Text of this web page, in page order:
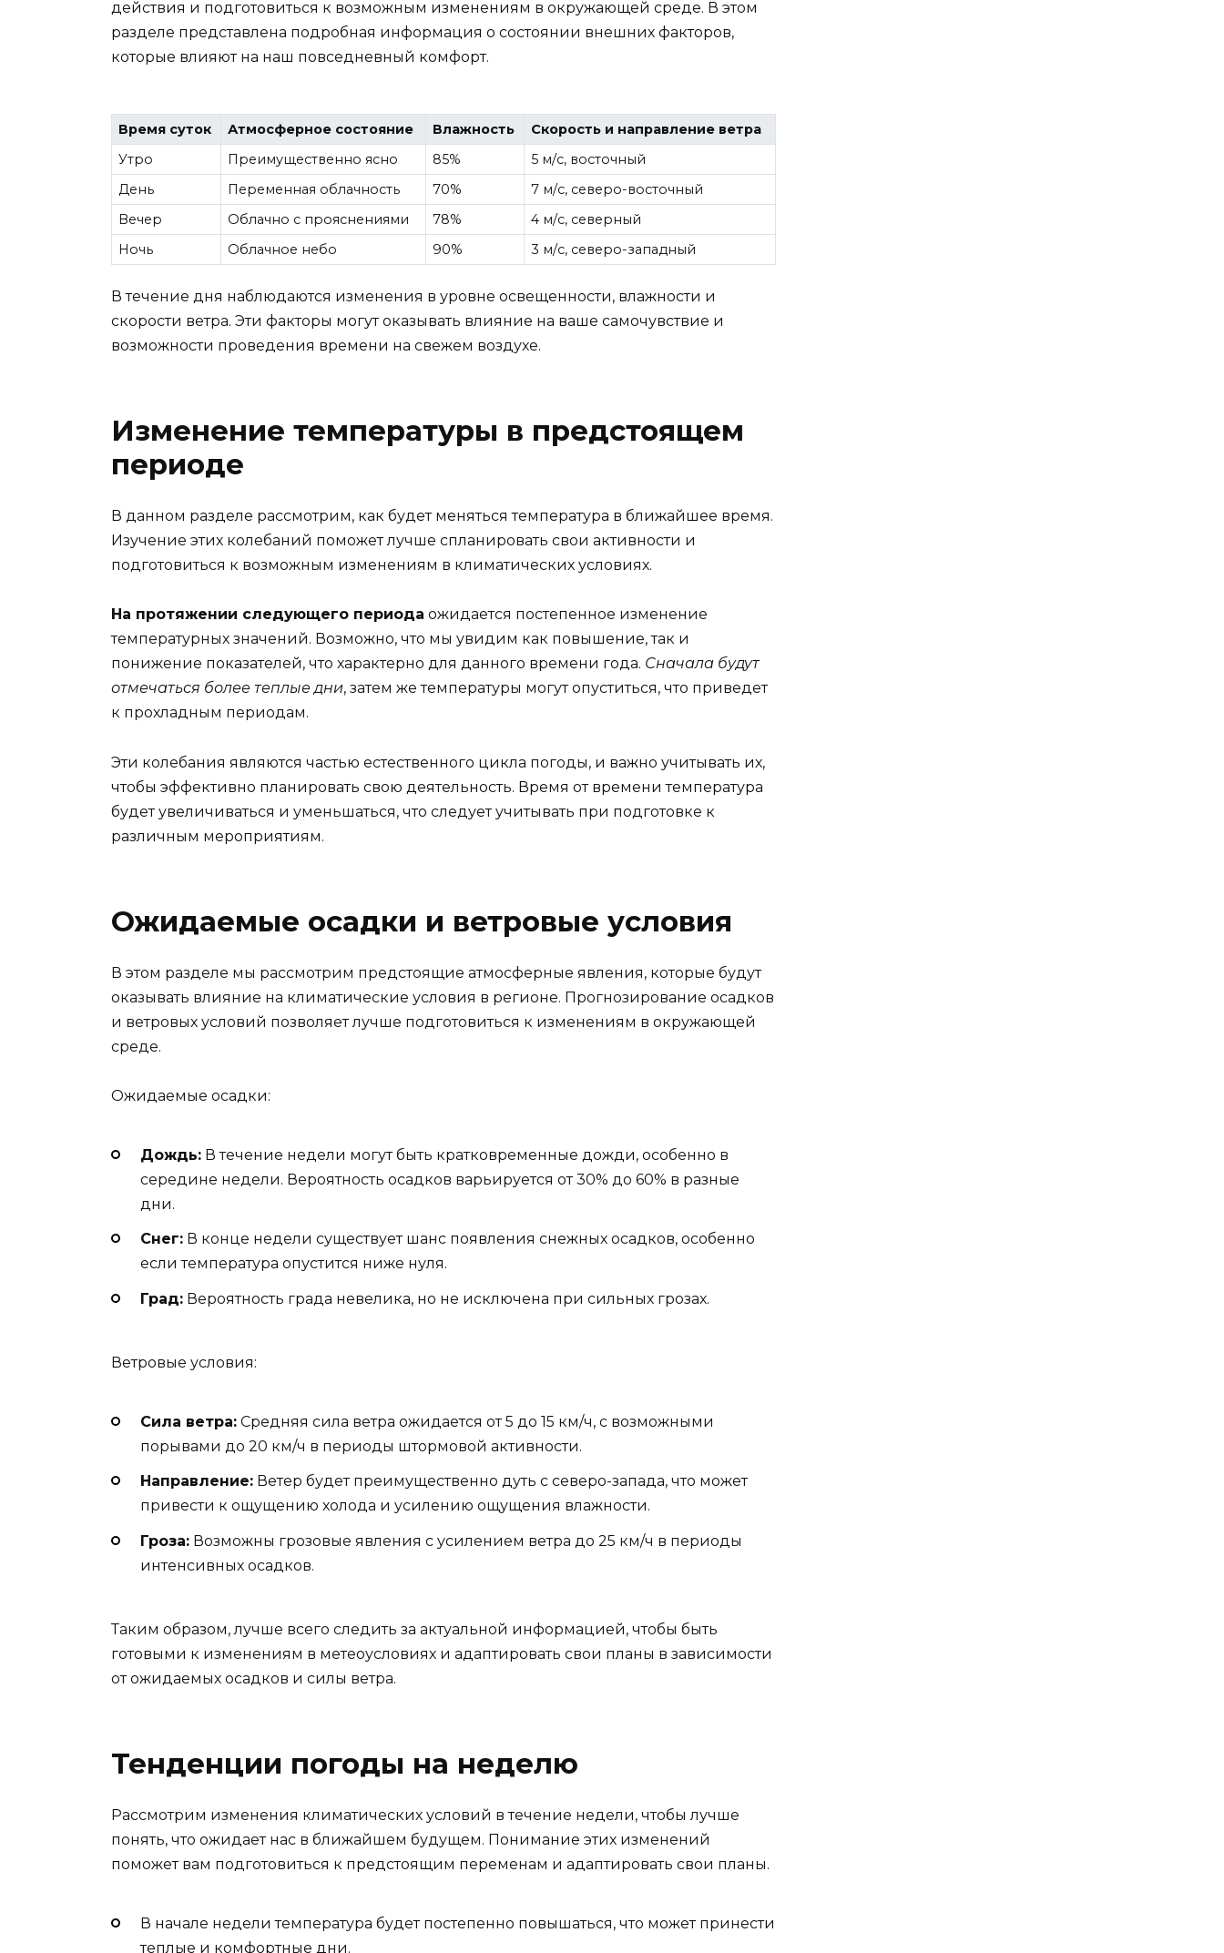
действия и подготовиться к возможным изменениям в окружающей среде. В этом
разделе представлена подробная информация о состоянии внешних факторов,
которые влияют на наш повседневный комфорт.
Время суток Атмосферное состояние Влажность
Скорость и направление ветра
Утро
Преимущественно ясно 85%
5 м/с, восточный
День
Переменная облачность 70%
7 м/с, северо-восточный
Вечер
Облачно с прояснениями 78%
4 м/с, северный
Ночь
Облачное небо 90% 3 м/с, северо-западный
В течение дня наблюдаются изменения в уровне освещенности, влажности и
скорости ветра. Эти факторы могут оказывать влияние на ваше самочувствие и
возможности проведения времени на свежем воздухе.
Изменение температуры в предстоящем
периоде
В данном разделе рассмотрим, как будет меняться температура в ближайшее время.
Изучение этих колебаний поможет лучше спланировать свои активности и
подготовиться к возможным изменениям в климатических условиях.
На протяжении следующего периода ожидается постепенное изменение
температурных значений. Возможно, что мы увидим как повышение, так и
понижение показателей, что характерно для данного времени года. Сначала будут
отмечаться более теплые дни, затем же температуры могут опуститься, что приведет
к прохладным периодам.
Эти колебания являются частью естественного цикла погоды, и важно учитывать их,
чтобы эффективно планировать свою деятельность. Время от времени температура
будет увеличиваться и уменьшаться, что следует учитывать при подготовке к
различным мероприятиям.
Ожидаемые осадки и ветровые условия
В этом разделе мы рассмотрим предстоящие атмосферные явления, которые будут
оказывать влияние на климатические условия в регионе. Прогнозирование осадков
и ветровых условий позволяет лучше подготовиться к изменениям в окружающей
среде.
Ожидаемые осадки:
Дождь: В течение недели могут быть кратковременные дожди, особенно в
середине недели. Вероятность осадков варьируется от 30% до 60% в разные
дни.
Снег: В конце недели существует шанс появления снежных осадков, особенно
если температура опустится ниже нуля.
Град: Вероятность града невелика, но не исключена при сильных грозах.
Ветровые условия:
Сила ветра: Средняя сила ветра ожидается от 5 до 15 км/ч, с возможными
порывами до 20 км/ч в периоды штормовой активности.
Направление: Ветер будет преимущественно дуть с северо-запада, что может
привести к ощущению холода и усилению ощущения влажности.
Гроза: Возможны грозовые явления с усилением ветра до 25 км/ч в периоды
интенсивных осадков.
Таким образом, лучше всего следить за актуальной информацией, чтобы быть
готовыми к изменениям в метеоусловиях и адаптировать свои планы в зависимости
от ожидаемых осадков и силы ветра.
Тенденции погоды на неделю
Рассмотрим изменения климатических условий в течение недели, чтобы лучше
понять, что ожидает нас в ближайшем будущем. Понимание этих изменений
поможет вам подготовиться к предстоящим переменам и адаптировать свои планы.
В начале недели температура будет постепенно повышаться, что может принести
теплые и комфортные дни.